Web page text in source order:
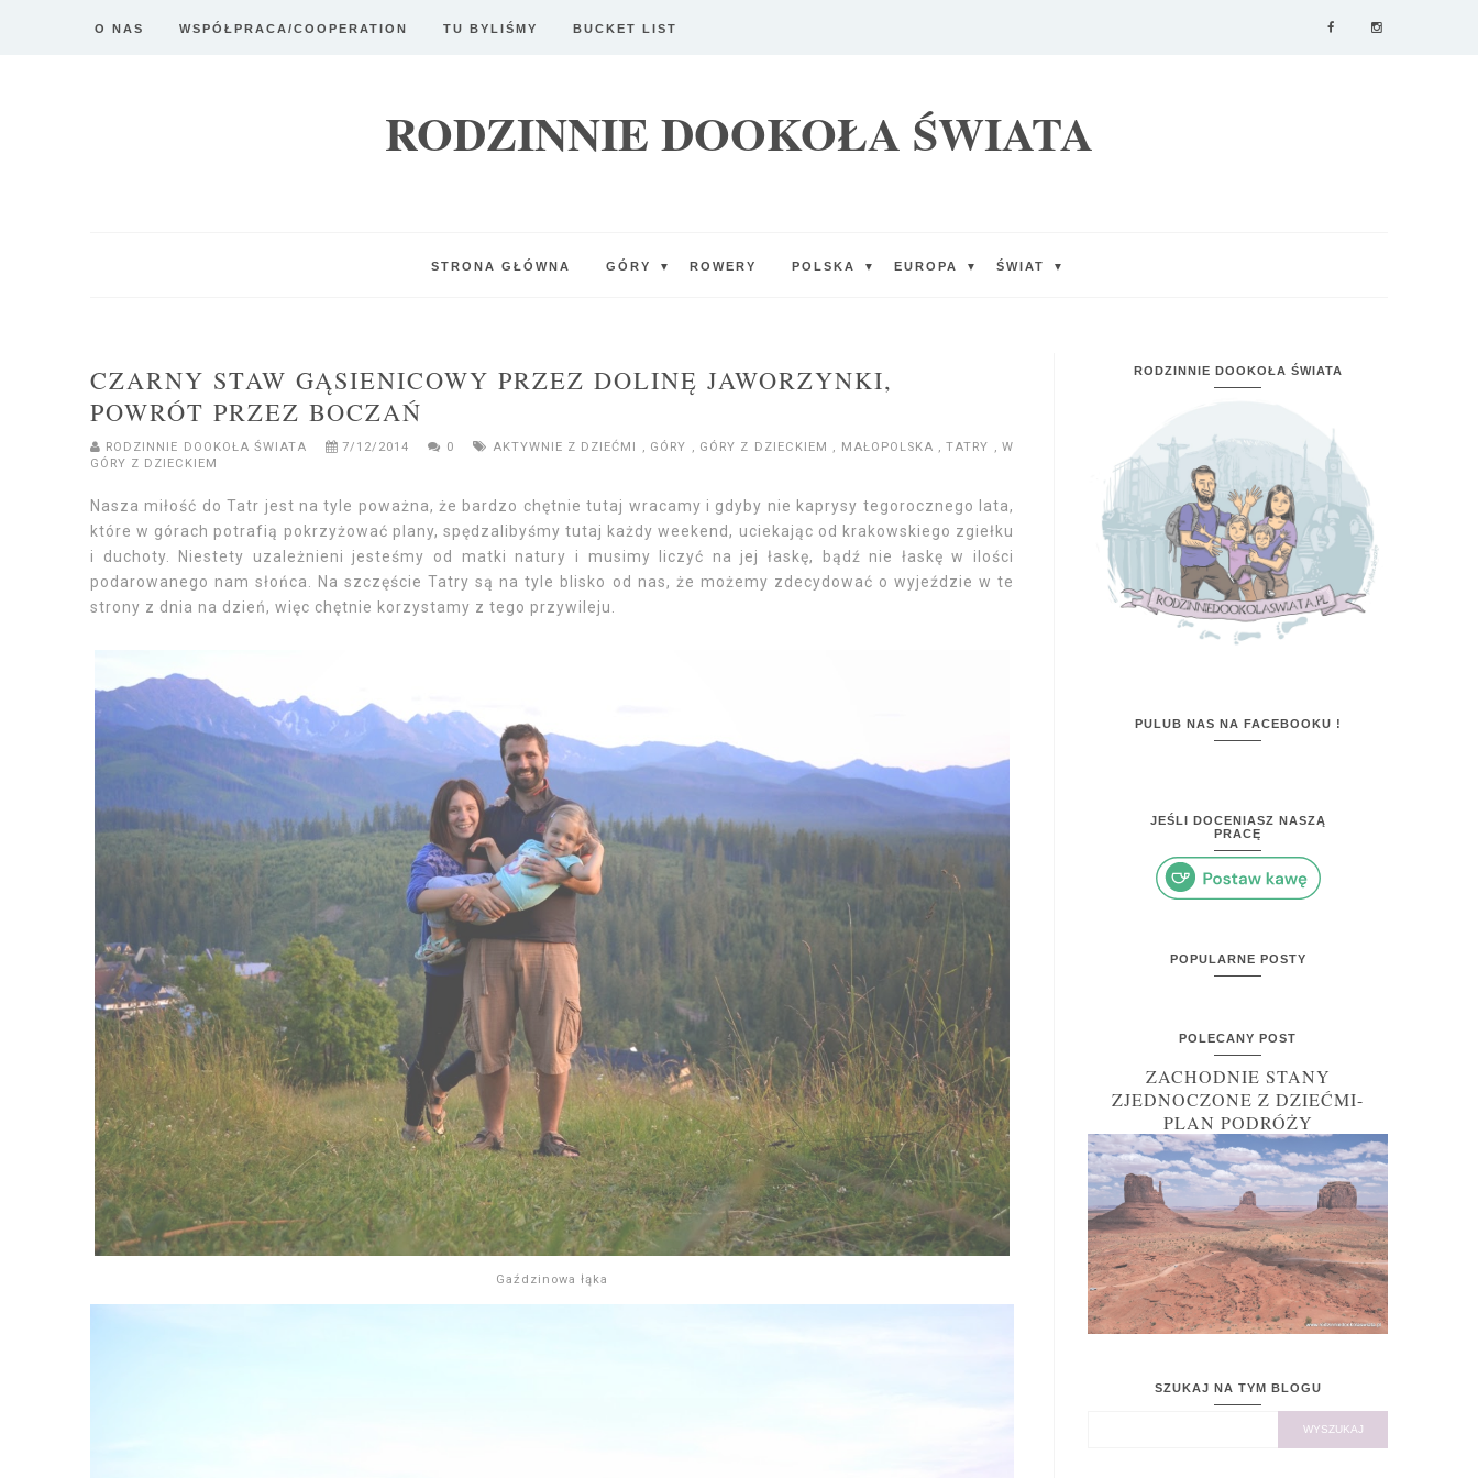
O NAS WSPÓŁPRACA/COOPERATION TU BYLIŚMY BUCKET LIST
RODZINNIE DOOKOŁA ŚWIATA
STRONA GŁÓWNA GÓRY ▼ ROWERY POLSKA ▼ EUROPA ▼ ŚWIAT ▼
CZARNY STAW GĄSIENICOWY PRZEZ DOLINĘ JAWORZYNKI,
POWRÓT PRZEZ BOCZAŃ
RODZINNIE DOOKOŁA ŚWIATA 7/12/2014 0 AKTYWNIE Z DZIEĆMI , GÓRY , GÓRY Z DZIECKIEM , MAŁOPOLSKA ,TATRY ,W
GÓRY Z DZIECKIEM
Nasza miłość do Tatr jest na tyle poważna, że bardzo chętnie tutaj wracamy i gdyby nie kaprysy tegorocznego lata,
które w górach potrafią pokrzyżować plany, spędzalibyśmy tutaj każdy weekend, uciekając od krakowskiego zgiełku
i duchoty. Niestety uzależnieni jesteśmy od matki natury i musimy liczyć na jej łaskę, bądź nie łaskę w ilości
podarowanego nam słońca. Na szczęście Tatry są na tyle blisko od nas, że możemy zdecydować o wyjeździe w te
strony z dnia na dzień, więc chętnie korzystamy z tego przywileju.
Gaździnowa łąka
RODZINNIE DOOKOŁA ŚWIATA
PULUB NAS NA FACEBOOKU !
JEŚLI DOCENIASZ NASZĄ
PRACĘ
POPULARNE POSTY
POLECANY POST
ZACHODNIE STANY
ZJEDNOCZONE Z DZIEĆMI-
PLAN PODRÓŻY
SZUKAJ NA TYM BLOGU